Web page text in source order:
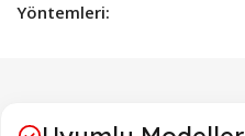
Yöntemleri: